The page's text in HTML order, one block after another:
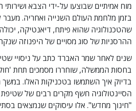
מוח אמיתיים שבוצעו על-ידי הצבא
בזמן מלחמת העולם השנייה ואחריה. מעבר
שהטכנולוגיה שהוא פיתח, דיאנטיקה,
ההרסניות של סוג מסויים של היפנוזה
שנים לאחר שמר האברד כתב על ניסויי
בחסות הממשלה, שוחררו מסמכים תחת
בדיוק איך השתמשו בטכניקות האלו. במשך
הסיינטולוגיה חשף מקרים רבים של
"חינוך מחדש". אלו עיסוקים שנמצאים